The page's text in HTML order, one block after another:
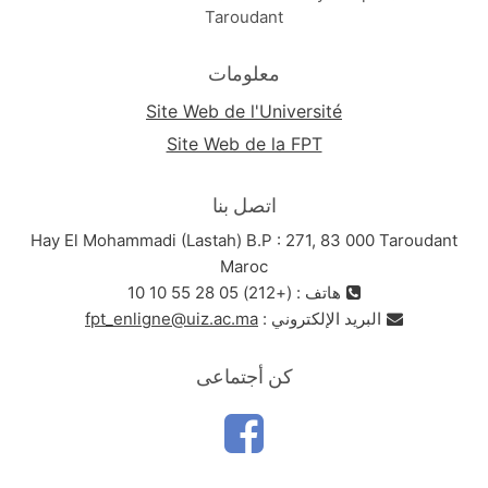
L’organisation de l’argumentation
Exercices et applications
Chapitre 4 : Production de l’écrit
Le commentaire
Exercices et applications
Chapitre 5 : Principes de méthodes
Définition et caractéristiques
Les types de méthodes quantitatives
Exercices et applications
Annexes : vocabulaire de l’économie et de
Taroudant
معلومات
Site Web de l'Université
Site Web de la FPT
اتصل بنا
Hay El Mohammadi (Lastah) B.P : 271, 83 000 Taroudant
Maroc
هاتف : (+212) 05 28 55 10 10
البريد الإلكتروني : fpt_enligne@uiz.ac.ma
كن أجتماعى